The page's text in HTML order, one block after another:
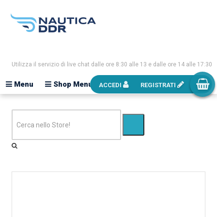
Utilizza il servizio di live chat dalle ore 8:30 alle 13 e dalle ore 14 alle 17:30
Shop Menu
Menu ACCEDI REGISTRATI